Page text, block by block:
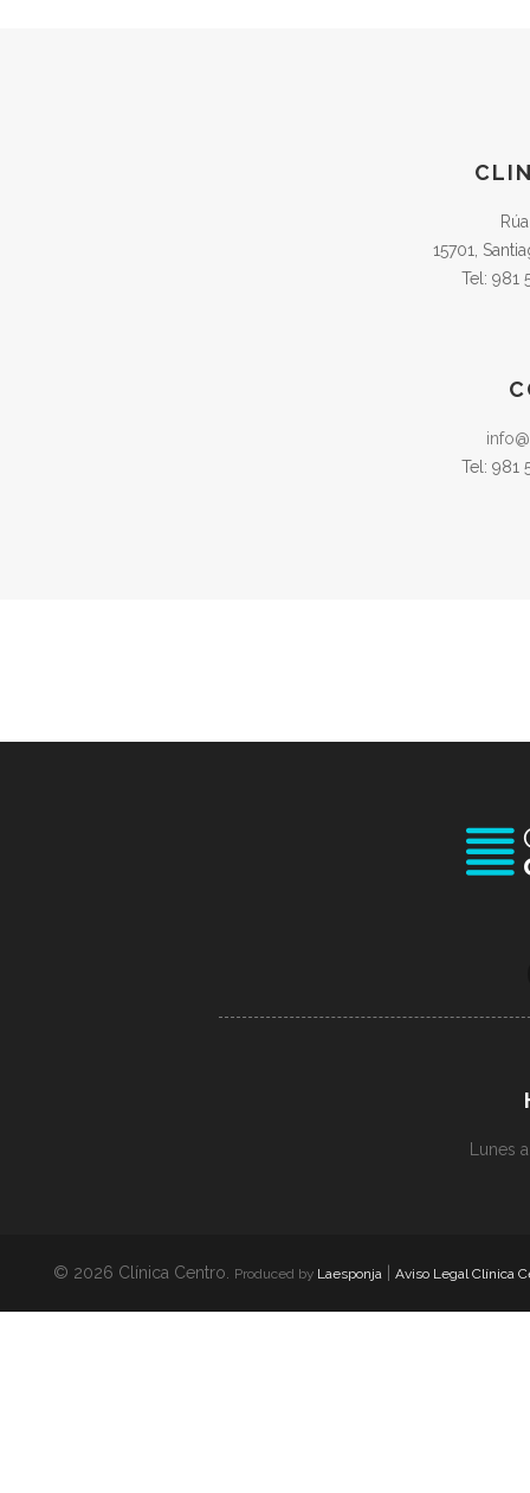
15701,
Tel: 981
Tel: 981
Lunes
© 2026 Clínica Centro. Produced by Laesponja Aviso Legal Clínica